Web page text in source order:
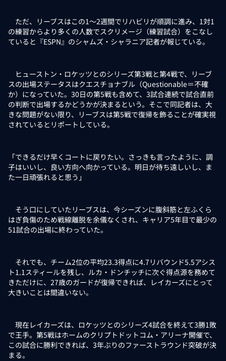
ただ、リーブスはこの1～2週間でリハビリが順調に進み、1対1
の練習からより多くの人数でスクリメージ（練習試合）をこなし
ていると『ESPN』のシャムズ・シャラニア記者が報じている。
ヒューストン・ロケッツとのシリーズ第3戦と第4戦で、リーブ
スの出場ステータスはクエスチョナブル（Questionable＝不確
か）になっていた。30日の第5戦も含めて、3試合連続で試合直前
の判断で出場するかどうかが決まるという。そこで同記者は、大
きな問題がない限り、リーブスは第5戦で復帰を飾ることが確実視
されているとリポートしている。
「できるだけ早くコートに戻りたい。さっきも言ったように、調
子はいいし、良い方向へ向かっている。明日が待ち遠しいし、ま
た一日頑張れると思う」
そう口にしていたリーブスは、今シーズンに腹斜筋と左ふくら
はぎ負傷のため戦線離脱を余儀なくされ、キャリア5年目で最少の
51試合の出場に終わっていた。
それでも、チーム2位の平均23.3得点に4.7リバウンド5.5アシス
ト1.1スティールを残し、ルカ・ドンチッチに次ぐ得点源を務めて
きただけに、27歳のガードが復帰できれば、レイカーズにとって
大きいことは間違いない。
現在レイカーズは、ロケッツとのシリーズ4試合を終えて3勝1敗
で王手。第5戦はホームのクリプトドットコム・アリーナ開催で、
この試合に勝利できれば、3年ぶりのファーストラウンド突破が決
まる。